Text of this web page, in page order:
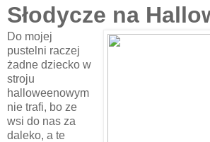
Słodycze na
Do mojej
pustelni raczej
żadne dziecko w
stroju
halloweenowym
nie trafi, bo ze
wsi do nas za
daleko, a te